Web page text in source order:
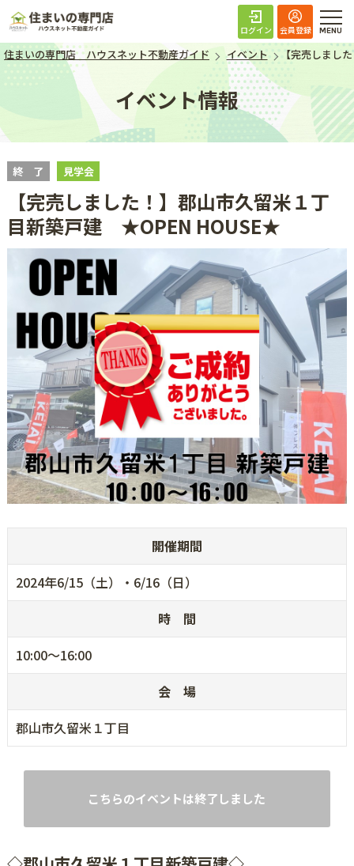
住まいの専門店 ハ
ログイン 会員登録
住まいの専門店 ハウスネット不動産ガイド イベント 【完売しまし
イベント情報
終 了 見学会
【完売しました！】郡山市久留米１丁
目新築戸建 ★OPEN HOUSE★
開催期間
2024年6/15（土）・6/16（日）
時 間
10:00～16:00
会 場
郡山市久留米１丁目
こちらのイベントは終了しました